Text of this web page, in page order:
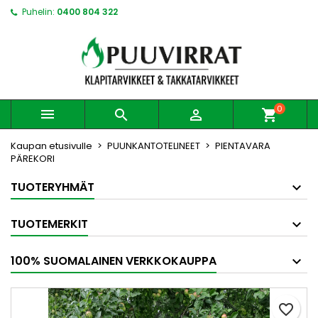
Puhelin: 0400 804 322
   shopping_cart0
Kaupan etusivulle PUUNKANTOTELINEET
PIENTAVARA
PÄREKORI
TUOTERYHMÄT
TUOTEMERKIT
100% SUOMALAINEN VERKKOKAUPPA
favorite_border